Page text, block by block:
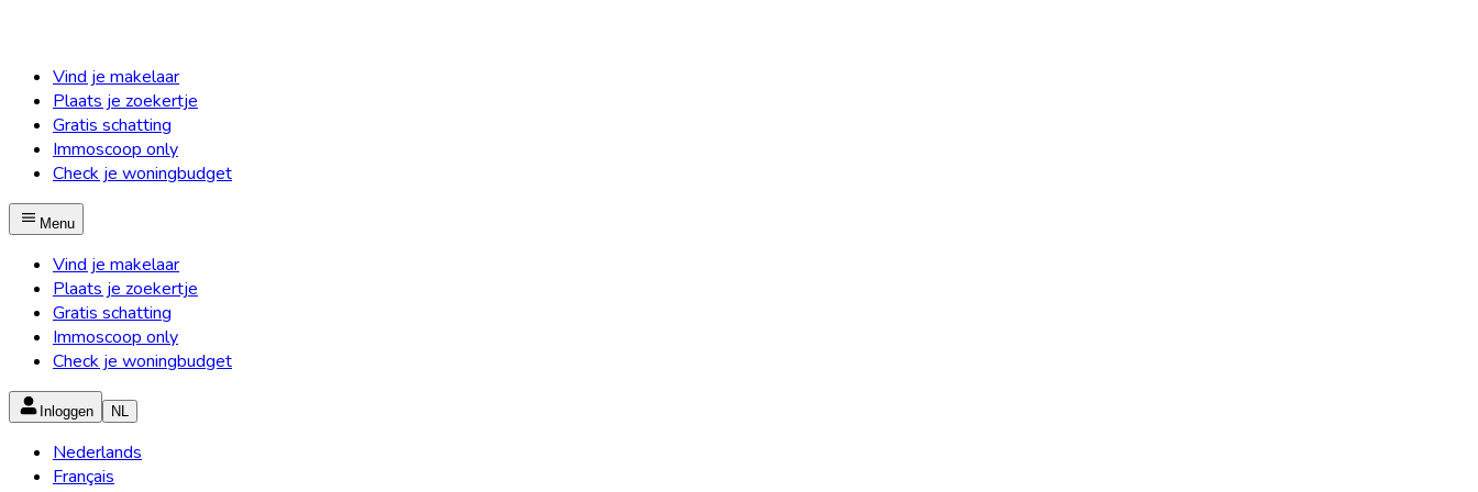
Vind je makelaar
Plaats je zoekertje
Gratis schatting
Immoscoop only
Check je woningbudget
Menu
Vind je makelaar
Plaats je zoekertje
Gratis schatting
Immoscoop only
Check je woningbudget
Inloggen NL
Nederlands
Français